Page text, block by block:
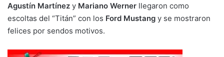
Agustín Martínez y Mariano Werner llegaron como
escoltas del “Titán” con los Ford Mustang y se mostraron
felices por sendos motivos.